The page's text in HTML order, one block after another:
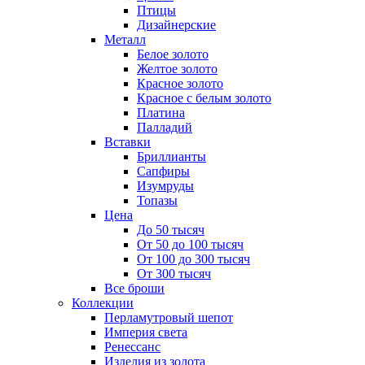
Птицы
Дизайнерские
Металл
Белое золото
Желтое золото
Красное золото
Красное с белым золото
Платина
Палладий
Вставки
Бриллианты
Сапфиры
Изумруды
Топазы
Цена
До 50 тысяч
От 50 до 100 тысяч
От 100 до 300 тысяч
От 300 тысяч
Все броши
Коллекции
Перламутровый шепот
Империя света
Ренессанс
Изделия из золота